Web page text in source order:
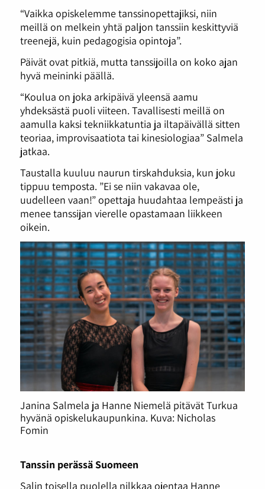
“Vaikka opiskelemme tanssinopettajiksi, niin
meillä on melkein yhtä paljon tanssiin keskittyviä
treenejä, kuin pedagogisia opintoja”.
Päivät ovat pitkiä, mutta tanssijoilla on koko ajan
hyvä meininki päällä.
“Koulua on joka arkipäivä yleensä aamu
yhdeksästä puoli viiteen. Tavallisesti meillä on
aamulla kaksi tekniikkatuntia ja iltapäivällä sitten
teoriaa, improvisaatiota tai kinesiologiaa” Salmela
jatkaa.
Taustalla kuuluu naurun tirskahduksia, kun joku
tippuu temposta. ”Ei se niin vakavaa ole,
uudelleen vaan!” opettaja huudahtaa lempeästi ja
menee tanssijan vierelle opastamaan liikkeen
oikein.
Janina Salmela ja Hanne Niemelä pitävät Turkua
hyvänä opiskelukaupunkina. Kuva: Nicholas
Fomin
Tanssin perässä Suomeen
Salin toisella puolella nilkkaa ojentaa Hanne